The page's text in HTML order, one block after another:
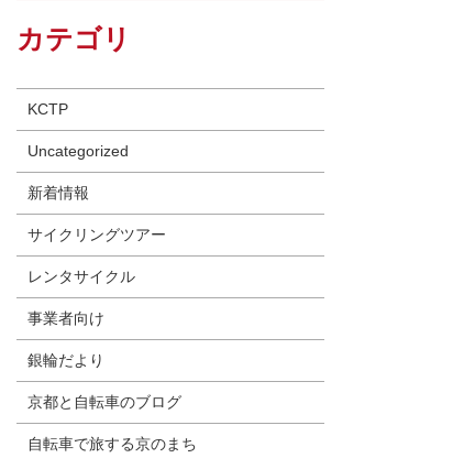
カテゴリ
KCTP
Uncategorized
新着情報
サイクリングツアー
レンタサイクル
事業者向け
銀輪だより
京都と自転車のブログ
自転車で旅する京のまち